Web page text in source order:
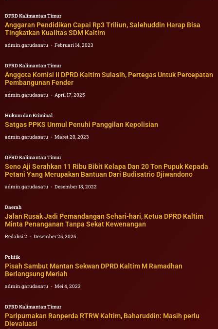
DPRD Kalimantan Timur
Anggaran Pendidikan Capai Rp3 Triliun, Salehuddin Harap Bisa
Tingkatkan Kualitas SDM Kaltim
admin.garudasatu Februari 14, 2023
DPRD Kalimantan Timur
Anggota Komisi II DPRD Kaltim Sulasih, Pertegas Untuk Percepatan
Pembangunan Fender
admin.garudasatu April 17, 2025
Hukum dan Kriminal
Satgas PPKS Unmul Penuhi Panggilan Kepolisian
admin.garudasatu Maret 20, 2023
DPRD Kalimantan Timur
Seno Aji Serahkan 11 Ribu Bibit Kelapa Dan 20 Ton Pupuk Kepada
Petani Yang Merupakan Bantuan Dari Budisatrio Djiwandono
admin.garudasatu Desember 18, 2022
Daerah
Jalan Rusak Jadi Pemandangan Sehari-hari, Ketua DPRD Kaltim
Minta Penanganan Tanpa Sekat Kewenangan
Redaksi 2 Desember 25, 2025
Politik
Pisah Sambut Mantan Sekwan DPRD Kaltim M Ramadhan
Berlangsung Meriah
admin.garudasatu Mei 4, 2023
DPRD Kalimantan Timur
Paripurnakan Ranperda RTRW Kaltim, Baharuddin: Masih perlu
Dievaluasi